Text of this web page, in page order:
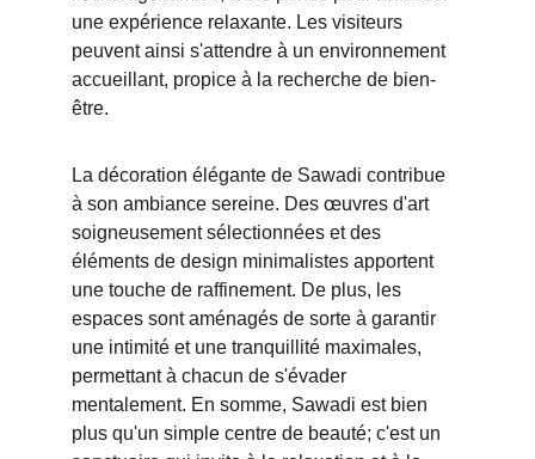
une expérience relaxante. Les visiteurs
peuvent ainsi s'attendre à un environnement
accueillant, propice à la recherche de bien-
être.
La décoration élégante de Sawadi contribue
à son ambiance sereine. Des œuvres d'art
soigneusement sélectionnées et des
éléments de design minimalistes apportent
une touche de raffinement. De plus, les
espaces sont aménagés de sorte à garantir
une intimité et une tranquillité maximales,
permettant à chacun de s'évader
mentalement. En somme, Sawadi est bien
plus qu'un simple centre de beauté; c'est un